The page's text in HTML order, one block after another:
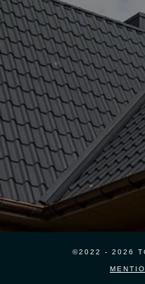
©2022 - 2026